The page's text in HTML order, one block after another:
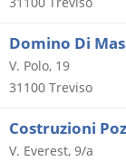
Domino Di
V. Polo, 19
31100 Treviso
Costruzioni
V. Everest, 9/a